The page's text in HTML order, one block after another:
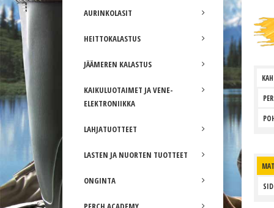
AURINKOLASIT
HEITTOKALASTUS
JÄÄMEREN KALASTUS
KAIKULUOTAIMET JA VENE-
ELEKTRONIIKKA
LAHJATUOTTEET
LASTEN JA NUORTEN TUOTTEET
ONGINTA